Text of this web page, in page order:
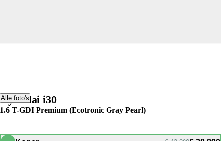
Alle foto's
Hyundai i30
1.6 T-GDI Premium (Ecotronic Gray Pearl)